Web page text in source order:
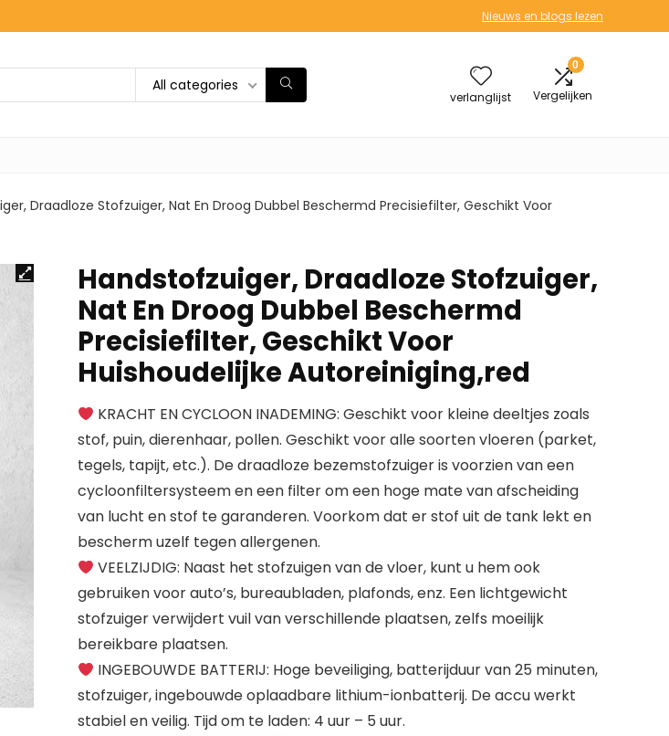
Nieuws en blogs lezen
All categories
verlanglijst
0
Vergelijken
Draadloze Stofzuiger, Nat En Droog Dubbel Beschermd Precisiefilter, Geschikt Voor
Handstofzuiger, Draadloze Stofzuiger,
Nat En Droog Dubbel Beschermd
Precisiefilter, Geschikt Voor
Huishoudelijke Autoreiniging,red
KRACHT EN CYCLOON INADEMING: Geschikt voor kleine deeltjes zoals
stof, puin, dierenhaar, pollen. Geschikt voor alle soorten vloeren (parket,
tegels, tapijt, etc.). De draadloze bezemstofzuiger is voorzien van een
cycloonfiltersysteem en een filter om een ​​hoge mate van afscheiding
van lucht en stof te garanderen. Voorkom dat er stof uit de tank lekt en
bescherm uzelf tegen allergenen.
VEELZIJDIG: Naast het stofzuigen van de vloer, kunt u hem ook
gebruiken voor auto’s, bureaubladen, plafonds, enz. Een lichtgewicht
stofzuiger verwijdert vuil van verschillende plaatsen, zelfs moeilijk
bereikbare plaatsen.
INGEBOUWDE BATTERIJ: Hoge beveiliging, batterijduur van 25 minuten,
stofzuiger, ingebouwde oplaadbare lithium-ionbatterij. De accu werkt
stabiel en veilig. Tijd om te laden: 4 uur – 5 uur.